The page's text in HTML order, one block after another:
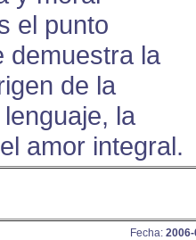
el punto
demuestra la
de la
la
amor integral.
Fecha: